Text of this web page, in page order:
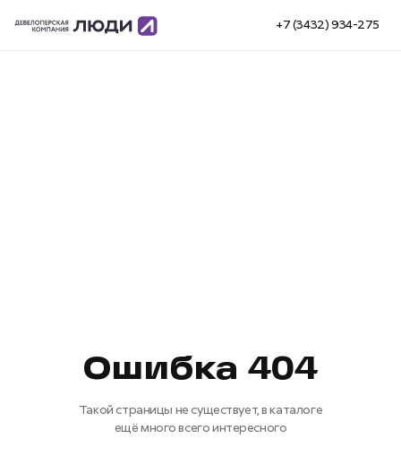
+7 (3432) 934-275
Ошибка 404
Такой страницы не существует, в каталоге
ещё много всего интересного